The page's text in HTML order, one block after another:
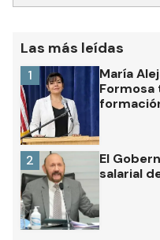
Las más leídas
María
1
El
salarial
2